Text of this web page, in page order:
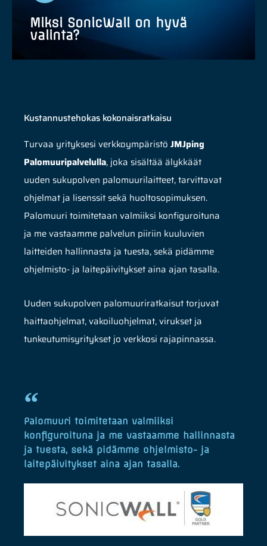
Miksi SonicWall on hyvä
valinta?
SonicWall on maailman luotettavimpia
sukupolven palomuuriratkaisut torjuvat haitta-
ja vakoiluohjelmat, virukset ja
Kustannustehokas kokonaisratkaisu
Turvaa yrityksesi verkkoympäristö JMJping
Palomuuripalvelulla, joka sisältää älykkäät
uuden sukupolven palomuurilaitteet, tarvittavat
ohjelmat ja lisenssit sekä huoltosopimuksen.
Palomuuri toimitetaan valmiiksi konfiguroituna
ja me vastaamme palvelun piiriin kuuluvien
laitteiden hallinnasta ja tuesta, sekä pidämme
ohjelmisto- ja laitepäivitykset aina ajan tasalla.
Uuden sukupolven palomuuriratkaisut torjuvat
haittaohjelmat, vakoiluohjelmat, virukset ja
tunkeutumisyritykset jo verkkosi rajapinnassa.
Palomuuri toimitetaan valmiiksi
konfiguroituna ja me vastaamme hallinnasta
ja tuesta, sekä pidämme ohjelmisto- ja
laitepäivitykset aina ajan tasalla.